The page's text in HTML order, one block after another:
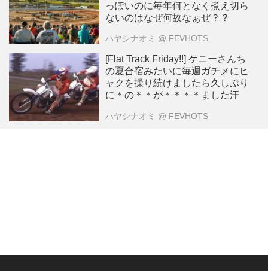
っぽいのに毎年何となく煮え切ら
ないのはなぜ何故なぁぜ？？
ハヤシナオミ @ FEVHOTS
[Flat Track Friday!!] ケニーさんち
の夏合宿みたいに毎週ガチメにヒ
ャクを操り続けましたら久しぶり
に＊の＊＊が＊＊＊＊ました汗
ハヤシナオミ @ FEVHOTS